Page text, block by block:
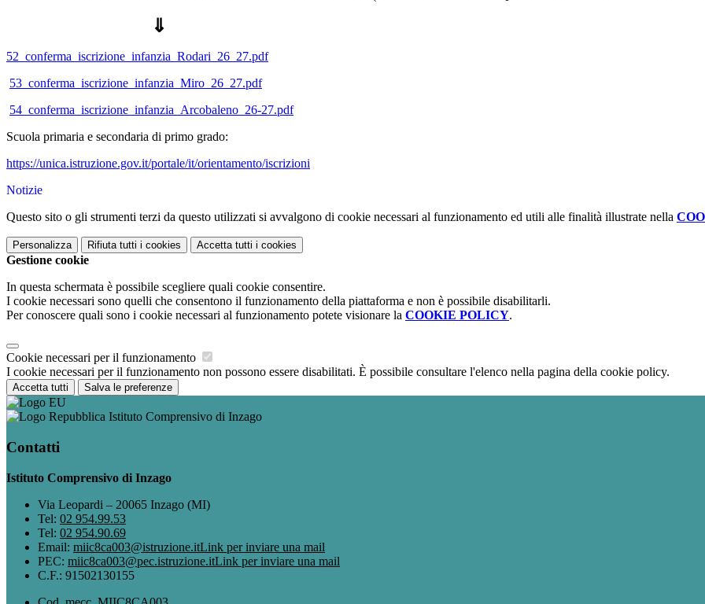
⇓
52_conferma_iscrizione_infanzia_Rodari_26_27.pdf
53_conferma_iscrizione_infanzia_Miro_26_27.pdf
54_conferma_iscrizione_infanzia_Arcobaleno_26-27.pdf
Scuola primaria e secondaria di primo grado:
https://unica.istruzione.gov.it/portale/it/orientamento/iscrizioni
Notizie
Questo sito o gli strumenti terzi da questo utilizzati si avvalgono di cookie necessari al funzionamento ed utili alle finalità illustrate nella
Personalizza Rifiuta tutti i cookies Accetta tutti i cookies
Gestione cookie
In questa schermata è possibile scegliere quali cookie consentire.
I cookie necessari sono quelli che consentono il funzionamento della piattaforma e non è possibile disabilitarli.
Per conoscere quali sono i cookie necessari al funzionamento potete visionare la COOKIE POLICY.
Cookie necessari per il funzionamento
I cookie necessari per il funzionamento non possono essere disabilitati. È possibile consultare l'elenco nella pagina della cookie policy.
Accetta tutti Salva le preferenze
Istituto Comprensivo di Inzago
Contatti
Istituto Comprensivo di Inzago
Via Leopardi – 20065 Inzago (MI)
Tel: 02 954.99.53
Tel: 02 954.90.69
Email: miic8ca003@istruzione.itLink per inviare una mail
PEC: miic8ca003@pec.istruzione.itLink per inviare una mail
C.F.: 91502130155